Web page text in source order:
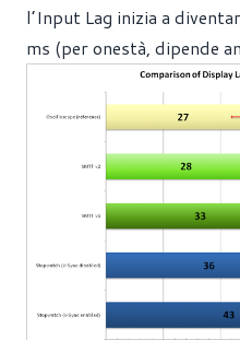
l’Input Lag inizia a
ms (per onestà, dipende